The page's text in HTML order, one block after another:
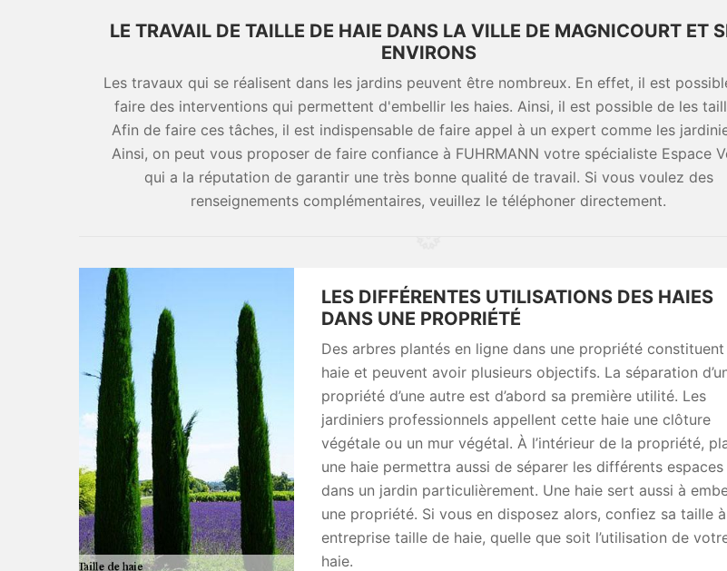
LE TRAVAIL DE TAILLE DE HAIE DANS LA VILLE DE MAGNICOURT ET
ENVIRONS
Les travaux qui se réalisent dans les jardins peuvent être nombreux. En effet, il est
faire des interventions qui permettent d'embellir les haies. Ainsi, il est possible de les
Afin de faire ces tâches, il est indispensable de faire appel à un expert comme les
Ainsi, on peut vous proposer de faire confiance à FUHRMANN votre spécialiste Espace
qui a la réputation de garantir une très bonne qualité de travail. Si vous voulez des
renseignements complémentaires, veuillez le téléphoner directement.
LES DIFFÉRENTES UTILISATIONS DES HAIES
DANS UNE PROPRIÉTÉ
Des arbres plantés en ligne dans une propriété constituent
haie et peuvent avoir plusieurs objectifs. La séparation
propriété d’une autre est d’abord sa première utilité. Les
jardiniers professionnels appellent cette haie une clôture
végétale ou un mur végétal. À l’intérieur de la propriété,
une haie permettra aussi de séparer les différents espaces
dans un jardin particulièrement. Une haie sert aussi à
une propriété. Si vous en disposez alors, confiez sa taille
entreprise taille de haie, quelle que soit l’utilisation de
haie.